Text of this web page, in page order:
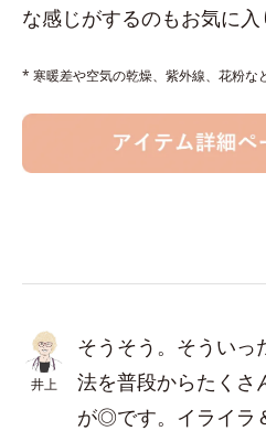
な感じがするのもお気に入
* 寒暖差や空気の乾燥、紫外線、花粉な
井上
そうそう。そういっ
法を普段からたくさ
が◎です。イライラ